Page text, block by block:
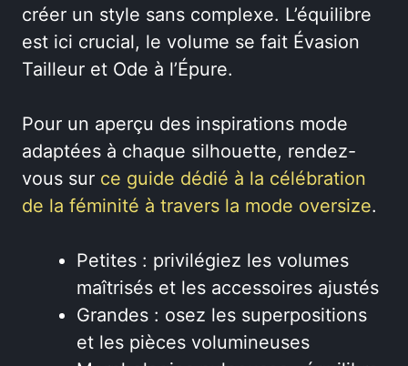
créer un style sans complexe. L’équilibre
est ici crucial, le volume se fait Évasion
Tailleur et Ode à l’Épure.
Pour un aperçu des inspirations mode
adaptées à chaque silhouette, rendez-
vous sur ce guide dédié à la célébration
de la féminité à travers la mode oversize.
Petites : privilégiez les volumes
maîtrisés et les accessoires ajustés
Grandes : osez les superpositions
et les pièces volumineuses